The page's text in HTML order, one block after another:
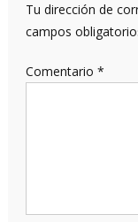
Tu dirección de
campos
Comentario *